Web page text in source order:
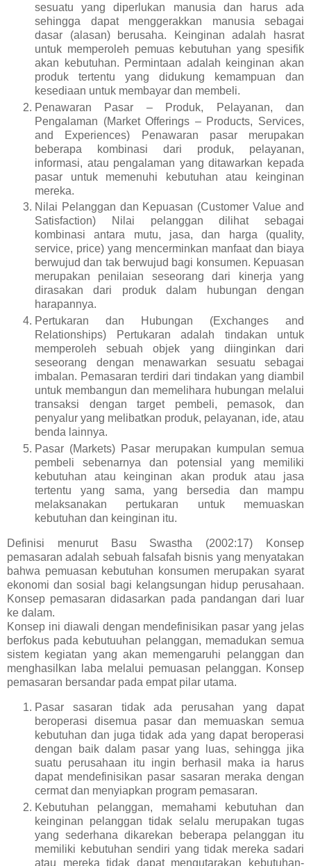
sesuatu yang diperlukan manusia dan harus ada
sehingga dapat menggerakkan manusia sebagai
dasar (alasan) berusaha. Keinginan adalah hasrat
untuk memperoleh pemuas kebutuhan yang spesifik
akan kebutuhan. Permintaan adalah keinginan akan
produk tertentu yang didukung kemampuan dan
kesediaan untuk membayar dan membeli.
Penawaran Pasar – Produk, Pelayanan, dan
Pengalaman (Market Offerings – Products, Services,
and Experiences) Penawaran pasar merupakan
beberapa kombinasi dari produk, pelayanan,
informasi, atau pengalaman yang ditawarkan kepada
pasar untuk memenuhi kebutuhan atau keinginan
mereka.
Nilai Pelanggan dan Kepuasan (Customer Value and
Satisfaction) Nilai pelanggan dilihat sebagai
kombinasi antara mutu, jasa, dan harga (quality,
service, price) yang mencerminkan manfaat dan biaya
berwujud dan tak berwujud bagi konsumen. Kepuasan
merupakan penilaian seseorang dari kinerja yang
dirasakan dari produk dalam hubungan dengan
harapannya.
Pertukaran dan Hubungan (Exchanges and
Relationships) Pertukaran adalah tindakan untuk
memperoleh sebuah objek yang diinginkan dari
seseorang dengan menawarkan sesuatu sebagai
imbalan. Pemasaran terdiri dari tindakan yang diambil
untuk membangun dan memelihara hubungan melalui
transaksi dengan target pembeli, pemasok, dan
penyalur yang melibatkan produk, pelayanan, ide, atau
benda lainnya.
Pasar (Markets) Pasar merupakan kumpulan semua
pembeli sebenarnya dan potensial yang memiliki
kebutuhan atau keinginan akan produk atau jasa
tertentu yang sama, yang bersedia dan mampu
melaksanakan pertukaran untuk memuaskan
kebutuhan dan keinginan itu.
Definisi menurut Basu Swastha (2002:17) Konsep
pemasaran adalah sebuah falsafah bisnis yang menyatakan
bahwa pemuasan kebutuhan konsumen merupakan syarat
ekonomi dan sosial bagi kelangsungan hidup perusahaan.
Konsep pemasaran didasarkan pada pandangan dari luar
ke dalam.
Konsep ini diawali dengan mendefinisikan pasar yang jelas
berfokus pada kebutuuhan pelanggan, memadukan semua
sistem kegiatan yang akan memengaruhi pelanggan dan
menghasilkan laba melalui pemuasan pelanggan. Konsep
pemasaran bersandar pada empat pilar utama.
Pasar sasaran tidak ada perusahan yang dapat
beroperasi disemua pasar dan memuaskan semua
kebutuhan dan juga tidak ada yang dapat beroperasi
dengan baik dalam pasar yang luas, sehingga jika
suatu perusahaan itu ingin berhasil maka ia harus
dapat mendefinisikan pasar sasaran meraka dengan
cermat dan menyiapkan program pemasaran.
Kebutuhan pelanggan, memahami kebutuhan dan
keinginan pelanggan tidak selalu merupakan tugas
yang sederhana dikarekan beberapa pelanggan itu
memiliki kebutuhan sendiri yang tidak mereka sadari
atau mereka tidak dapat mengutarakan kebutuhan-